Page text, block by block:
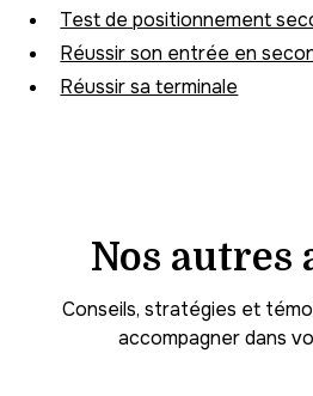
Test de positionnement
Réussir son entrée en
Réussir sa terminale
Nos autres
Conseils, stratégies et
accompagner dans